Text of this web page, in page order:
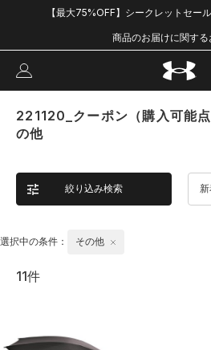
【最大75%OFF】シークレットセー
商品のお届けに関す
221120_クーポン（購入可能
の他
絞り込み検索 新
選択中の条件： その他
11件